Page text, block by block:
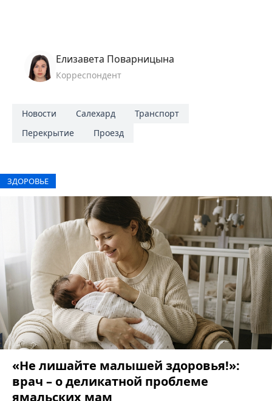
Елизавета Поварницына
Корреспондент
Новости Салехард
Транспорт
Перекрытие
Проезд
ЗДОРОВЬЕ
«Не лишайте малышей здоровья!»:
врач – о деликатной проблеме
ямальских мам